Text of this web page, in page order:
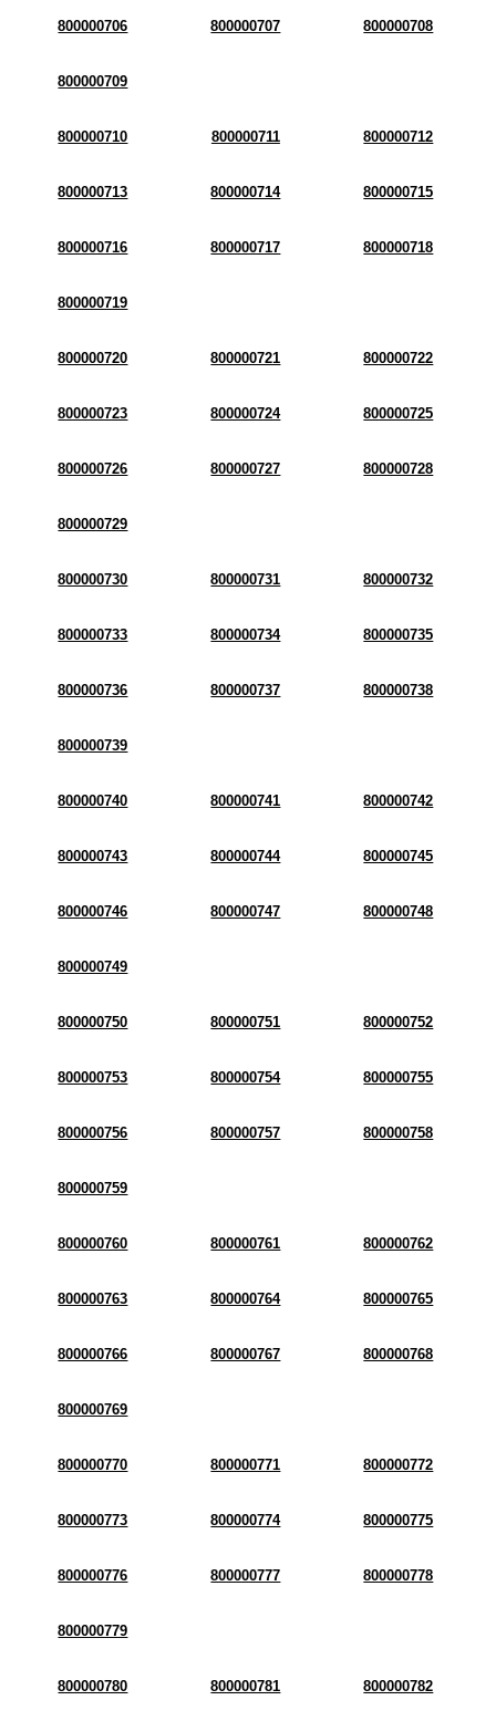
800000706 800000707 800000708
800000709
800000710 800000711 800000712
800000713 800000714 800000715
800000716 800000717 800000718
800000719
800000720 800000721 800000722
800000723 800000724 800000725
800000726 800000727 800000728
800000729
800000730 800000731 800000732
800000733 800000734 800000735
800000736 800000737 800000738
800000739
800000740 800000741 800000742
800000743 800000744 800000745
800000746 800000747 800000748
800000749
800000750 800000751 800000752
800000753 800000754 800000755
800000756 800000757 800000758
800000759
800000760 800000761 800000762
800000763 800000764 800000765
800000766 800000767 800000768
800000769
800000770 800000771 800000772
800000773 800000774 800000775
800000776 800000777 800000778
800000779
800000780 800000781 800000782